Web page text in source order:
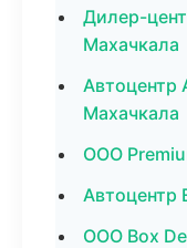
Дилер-
Махачкала
Автоцентр
Махачкала
ООО
Автоцентр
ООО Box